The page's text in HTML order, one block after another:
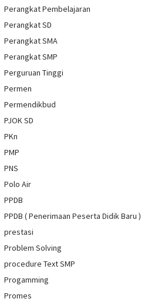
Perangkat Pembelajaran
Perangkat SD
Perangkat SMA
Perangkat SMP
Perguruan Tinggi
Permen
Permendikbud
PJOK SD
PKn
PMP
PNS
Polo Air
PPDB
PPDB ( Penerimaan Peserta Didik Baru )
prestasi
Problem Solving
procedure Text SMP
Progamming
Promes